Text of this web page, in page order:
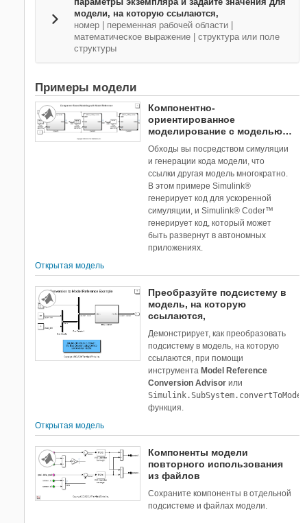
модели, на которую ссылаются,
номер | переменная рабочей области |
математическое выражение | структура или поле
структуры
Примеры модели
Компонентно-
ориентированное
моделирование с моделью -
Обходы вы посредством симуляции
и генерации кода модели, что
ссылки другая модель многократно.
В этом примере Simulink®
генерирует код для ускоренной
симуляции, и Simulink® Coder™
генерирует код, который может
быть развернут в автономных
приложениях.
Открытая модель
Преобразуйте подсистему в
модель, на которую
ссылаются,
Демонстрирует, как преобразовать
подсистему в модель, на которую
ссылаются, при помощи
инструмента Model Reference
Conversion Advisor или
функция.
Открытая модель
Компоненты модели
повторного использования
из файлов
Сохраните компоненты в отдельной
подсистеме и файлах модели.